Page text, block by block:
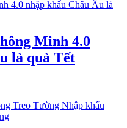
Minh 4.0
là quà Tết